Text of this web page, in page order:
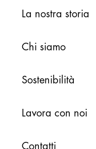
La nostra storia
Chi siamo
Sostenibilità
Lavora con noi
Contatti